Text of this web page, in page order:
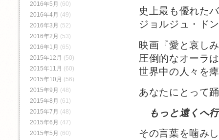
史上最も優れた
ジョルジュ・ド
映画『愛と哀し
圧倒的なオーラ
世界中の人々を
あなたにとって
もっと遠くへ
その言葉を噛み
2016年5月 (60)
2016年4月 (49)
2016年3月 (52)
2016年2月 (53)
2016年1月 (65)
2015年12月 (50)
2015年11月 (60)
2015年10月 (56)
2015年9月 (48)
2015年8月 (61)
2015年7月 (48)
2015年6月 (47)
2015年5月 (60)